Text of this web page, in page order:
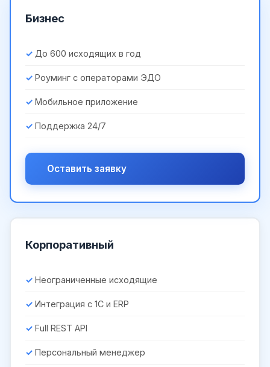
Бизнес
До 600 исходящих в год
Роуминг с операторами ЭДО
Мобильное приложение
Поддержка 24/7
Оставить заявку
Корпоративный
Неограниченные исходящие
Интеграция с 1С и ERP
Full REST API
Персональный менеджер